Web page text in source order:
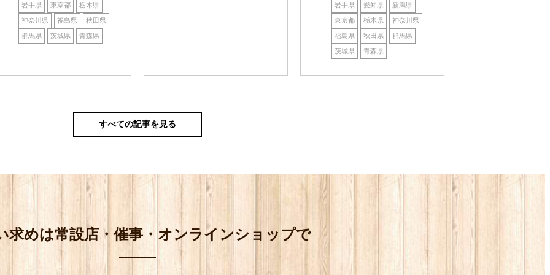
岩手県 東京都 栃木県
神奈川県 福島県 秋田県
群馬県 茨城県 青森県
岩手県 愛知県 新潟県
東京都 栃木県 神奈川県
福島県 秋田県 群馬県
茨城県 青森県
すべての記事を見る
求めは常設店・催事・オンラインショップで